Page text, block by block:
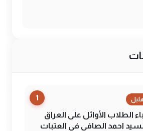
1
الطلاب الأوائل على العراق
احمد الصافي في العتبات